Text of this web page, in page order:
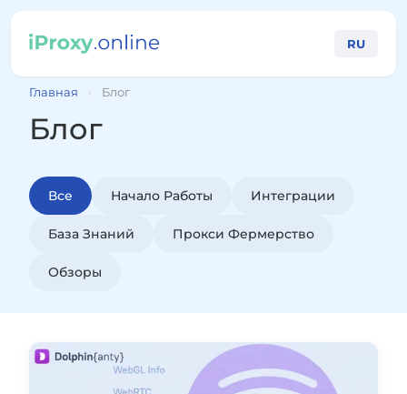
RU
Главная › Блог
Блог
Все Начало Работы Интеграции
База Знаний Прокси Фермерство
Обзоры